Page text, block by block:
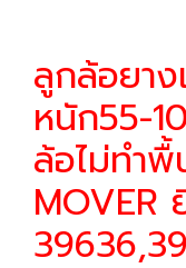
ลูกล้อยา
หนัก55-
ล้อไม่ทำ
MOVER